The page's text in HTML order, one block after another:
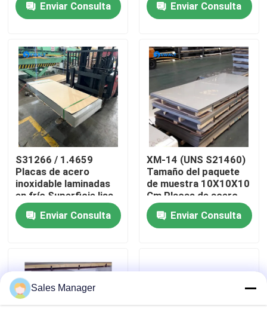
Productos
Videos
Sobre nosotros
Visita a la fábrica
Control de Calidad
Contacto
Todos los casos
Solicitar una cotización
Enviar Consulta Enviar Consulta
S31266 / 1.4659
Placas de acero
inoxidable laminadas
en frío Superficie lisa
Hojas metálicas
perfectas para
maquinaria automotriz
Enviar Consulta
XM-14 (UNS S21460)
Tamaño del paquete
de muestra 10X10X10
Cm Placas de acero
inoxidable Certificado
de molino Hojas de
metal diseñadas
Enviar Consulta
Sales Manager